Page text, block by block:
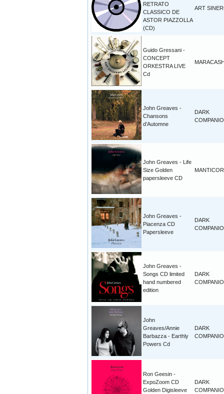
RETRATO
CLASSICO DE
ASTOR PIAZZOLLA
(CD)
ART
Guido Gressani -
CONCEPT
ORKESTRA LIVE
Cd
John Greaves -
Chansons
d’Automne
DARK
John Greaves - Life
Size Golden
papersleeve CD
John Greaves -
Piacenza CD
Papersleeve
DARK
John Greaves -
Songs CD limited
hand numbered
edition
DARK
John
Greaves/Annie
Barbazza - Earthly
Powers Cd
DARK
Ron Geesin -
ExpoZoom CD
Golden Digisleeve
DARK